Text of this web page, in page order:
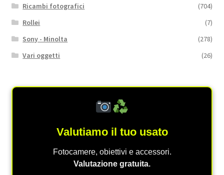
Ricambi fotografici
(704)
Rollei
(7)
Sony - Minolta
(278)
Vari oggetti
(26)
Valutiamo il tuo usato
Fotocamere, obiettivi e accessori.
Valutazione gratuita.